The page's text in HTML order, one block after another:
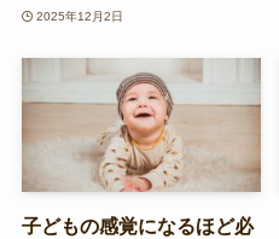
2025年12月2日
子どもの感覚になるほど必